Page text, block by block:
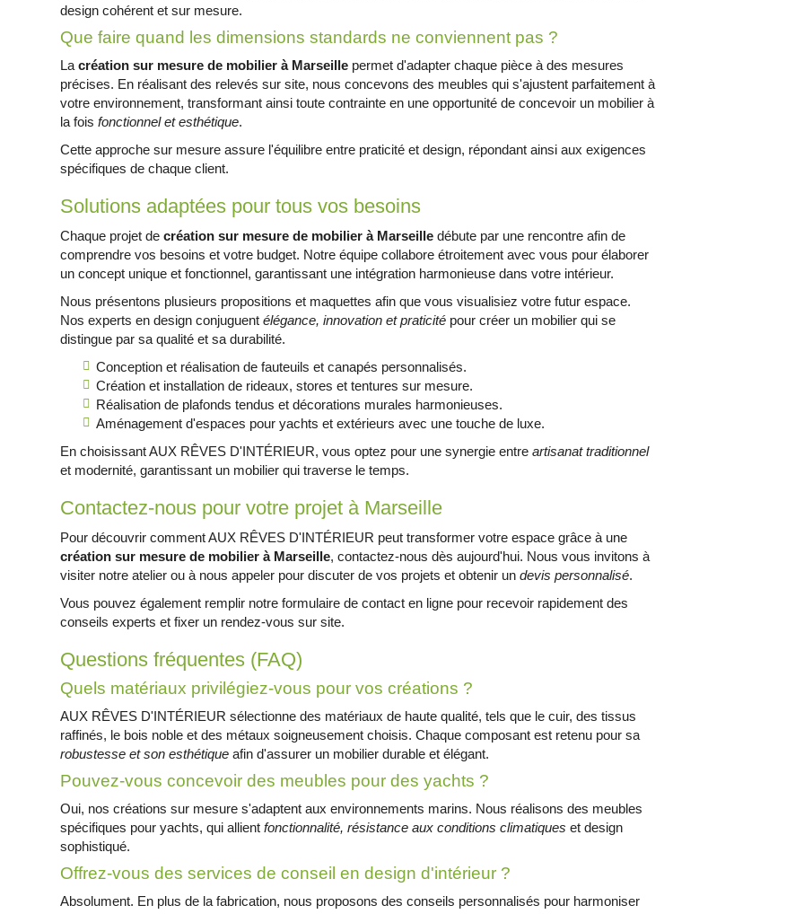
design cohérent et sur mesure.
Que faire quand les dimensions standards ne conviennent pas ?
Lacréation sur mesure de mobilier à Marseille permet d'adapter chaque pièce à des mesures
précises. En réalisant des relevés sur site, nous concevons des meubles qui s'ajustent parfaitement à
votre environnement, transformant ainsi toute contrainte en une opportunité de concevoir un mobilier à
la foisfonctionnel et esthétique.
Cette approche sur mesure assure l'équilibre entre praticité et design, répondant ainsi aux exigences
spécifiques de chaque client.
Solutions adaptées pour tous vos besoins
Chaque projet decréation sur mesure de mobilier à Marseille débute par une rencontre afin de
comprendre vos besoins et votre budget. Notre équipe collabore étroitement avec vous pour élaborer
un concept unique et fonctionnel, garantissant une intégration harmonieuse dans votre intérieur.
Nous présentons plusieurs propositions et maquettes afin que vous visualisiez votre futur espace.
Nos experts en design conjuguentélégance, innovation et praticité pour créer un mobilier qui se
distingue par sa qualité et sa durabilité.
Conception et réalisation de fauteuils et canapés personnalisés.
Création et installation de rideaux, stores et tentures sur mesure.
Réalisation de plafonds tendus et décorations murales harmonieuses.
Aménagement d'espaces pour yachts et extérieurs avec une touche de luxe.
En choisissant AUX RÊVES D'INTÉRIEUR, vous optez pour une synergie entreartisanat traditionnel
et modernité, garantissant un mobilier qui traverse le temps.
Contactez-nous pour votre projet à Marseille
Pour découvrir comment AUX RÊVES D'INTÉRIEUR peut transformer votre espace grâce à une
création sur mesure de mobilier à Marseille, contactez-nous dès aujourd'hui. Nous vous invitons à
visiter notre atelier ou à nous appeler pour discuter de vos projets et obtenir undevis personnalisé.
Vous pouvez également remplir notre formulaire de contact en ligne pour recevoir rapidement des
conseils experts et fixer un rendez-vous sur site.
Questions fréquentes (FAQ)
Quels matériaux privilégiez-vous pour vos créations ?
AUX RÊVES D'INTÉRIEUR sélectionne des matériaux de haute qualité, tels que le cuir, des tissus
raffinés, le bois noble et des métaux soigneusement choisis. Chaque composant est retenu pour sa
robustesse et son esthétique afin d'assurer un mobilier durable et élégant.
Pouvez-vous concevoir des meubles pour des yachts ?
Oui, nos créations sur mesure s'adaptent aux environnements marins. Nous réalisons des meubles
spécifiques pour yachts, qui allientfonctionnalité, résistance aux conditions climatiques et design
sophistiqué.
Offrez-vous des services de conseil en design d'intérieur ?
Absolument. En plus de la fabrication, nous proposons des conseils personnalisés pour harmoniser